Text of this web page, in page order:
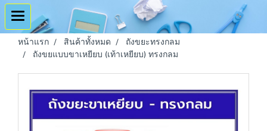
หน้าแรก สินค้าทั้งหมด
ถังขยะทรงกลม
ถังขยแบบขาเหยียบ (เท้าเหยียบ) ทรงกลม